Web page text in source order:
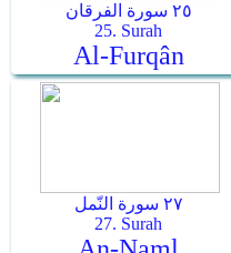
٢٥ سورة الفرقان
25. Surah
Al-Furqân
٢٧ سورة النّمل
27. Surah